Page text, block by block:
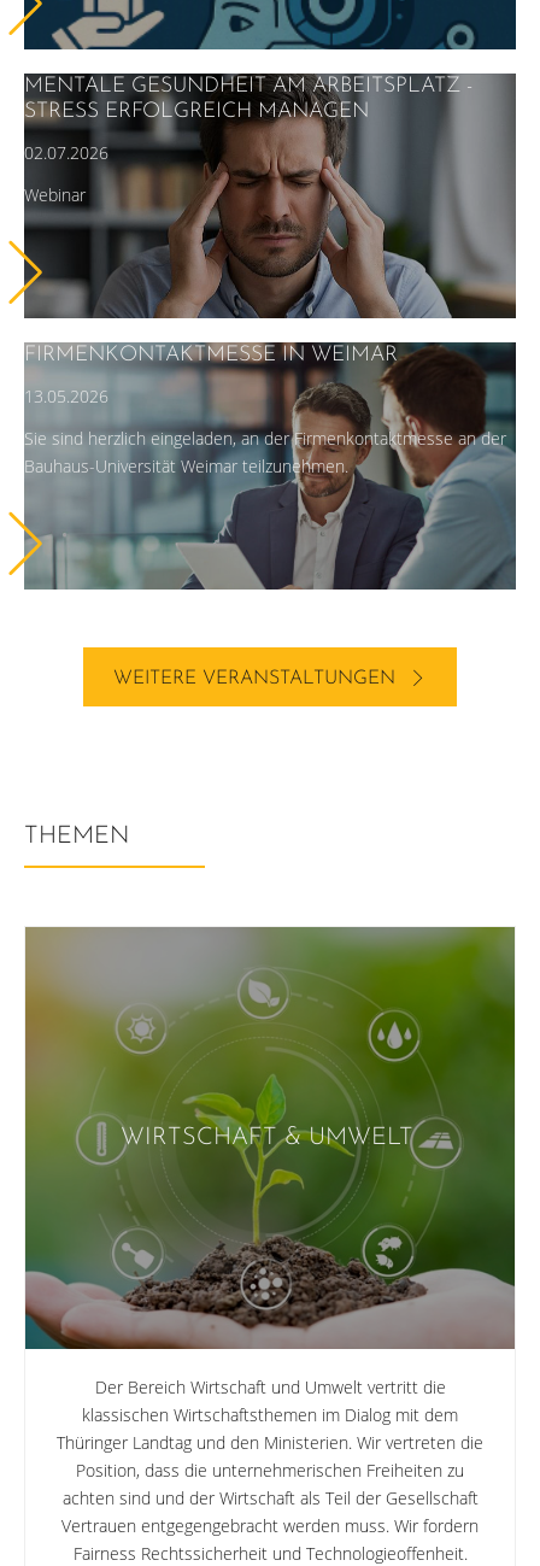
MENTALE GESUNDHEIT AM ARBEITSPLATZ -
STRESS ERFOLGREICH MANAGEN
02.07.2026
Webinar
FIRMENKONTAKTMESSE IN WEIMAR
13.05.2026
Sie sind herzlich eingeladen, an der Firmenkontaktmesse an der
Bauhaus-Universität Weimar teilzunehmen.
WEITERE VERANSTALTUNGEN
THEMEN
WIRTSCHAFT & UMWELT
Der Bereich Wirtschaft und Umwelt vertritt die
klassischen Wirtschafts­themen im Dialog mit dem
Thüringer Landtag und den Ministerien. Wir vertreten die
Position, dass die unternehmerischen Freiheiten zu
achten sind und der Wirtschaft als Teil der Gesellschaft
Vertrauen entgegen­gebracht werden muss. Wir fordern
Fairness Rechtssicherheit und Technologieoffenheit.